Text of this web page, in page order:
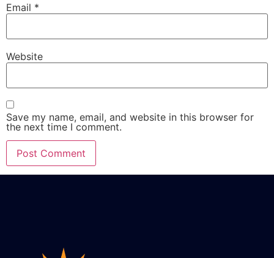
Email *
Website
Save my name, email, and website in this browser for
the next time I comment.